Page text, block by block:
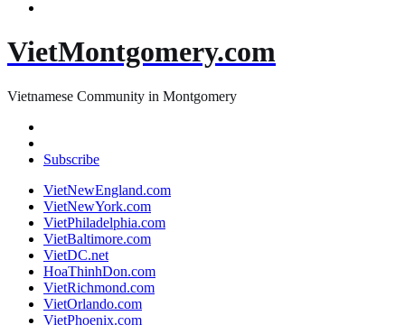
VietMontgomery.com
Vietnamese Community in Montgomery
Subscribe
VietNewEngland.com
VietNewYork.com
VietPhiladelphia.com
VietBaltimore.com
VietDC.net
HoaThinhDon.com
VietRichmond.com
VietOrlando.com
VietPhoenix.com